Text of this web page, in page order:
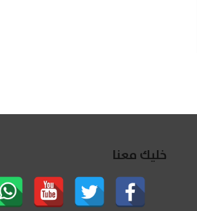
خليك معنا